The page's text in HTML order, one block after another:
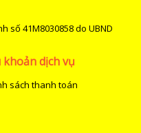
số 41M8030858 do UBND
dịch vụ
sách thanh toán